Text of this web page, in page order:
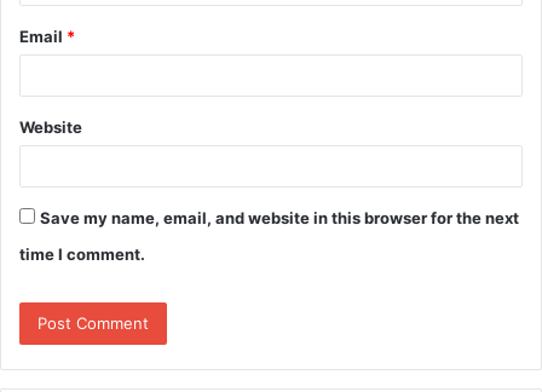
Email *
Website
Save my name, email, and website in this browser for the next
time I comment.